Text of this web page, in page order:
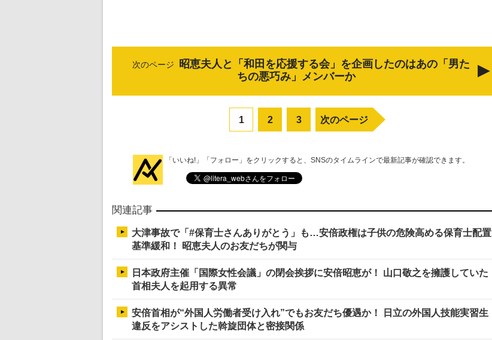
次のページ
昭恵夫人と「和田を応援する会」を企画したのはあの「男た
ちの悪巧み」メンバーか
1 2 3 次のページ
「いいね!」「フォロー」をクリックすると、SNSのタイムラインで最新記事が確認できます。
関連記事
大津事故で「#保育士さんありがとう」も…安倍政権は子供の危険高める保育士配置
基準緩和！ 昭恵夫人のお友だちが関与
日本政府主催「国際女性会議」の閉会挨拶に安倍昭恵が！ 山口敬之を擁護していた
首相夫人を起用する異常
安倍首相が“外国人労働者受け入れ”でもお友だち優遇か！ 日立の外国人技能実習生
違反をアシストした斡旋団体と密接関係